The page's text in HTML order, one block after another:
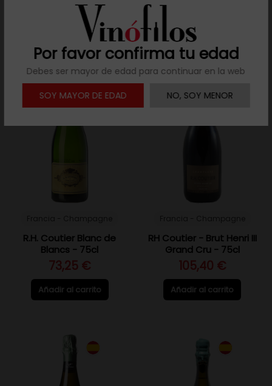
Por favor confirma tu edad
Debes ser mayor de edad para continuar en la web
SOY MAYOR DE EDAD
NO, SOY MENOR
Añadir al carrito
R.H. Coutier Blanc de
Blancs - 75cl
73,25 €
Añadir al carrito
RH Coutier - Brut Henri III
Grand Cru - 75cl
105,40 €
Añadir al carrito